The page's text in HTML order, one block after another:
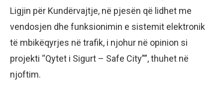
Ligjin për Kundërvajtje, në pjesën që lidhet me
vendosjen dhe funksionimin e sistemit elektronik
të mbikëqyrjes në trafik, i njohur në opinion si
projekti “Qytet i Sigurt – Safe City””, thuhet në
njoftim.